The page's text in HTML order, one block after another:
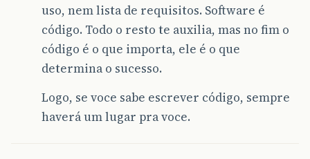
uso, nem lista de requisitos. Software é
código. Todo o resto te auxilia, mas no fim o
código é o que importa, ele é o que
determina o sucesso.
Logo, se voce sabe escrever código, sempre
haverá um lugar pra voce.